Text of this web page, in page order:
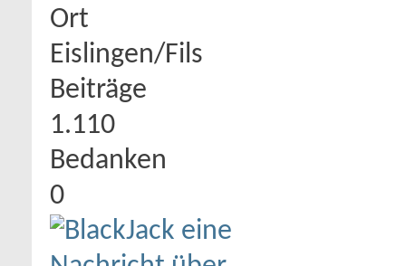
Ort
Eislingen/Fils
Beiträge
1.110
Bedanken
0